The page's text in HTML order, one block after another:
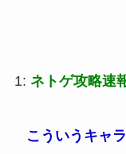
1: ネトゲ攻略速
こういうキャ